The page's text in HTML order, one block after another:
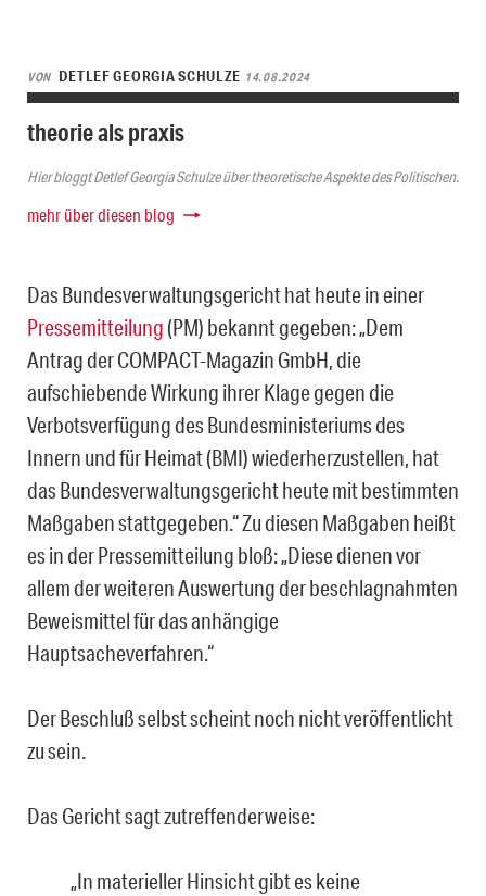
VON DETLEF GEORGIA SCHULZE 14.08.2024
theorie als praxis
Hier bloggt Detlef Georgia Schulze über theoretische Aspekte des Politischen.
mehr über diesen blog
Das Bundesverwaltungsgericht hat heute in einer
Pressemitteilung(PM) bekannt gegeben: „Dem
Antrag der COMPACT-Magazin GmbH, die
aufschiebende Wirkung ihrer Klage gegen die
Verbotsverfügung des Bundesministeriums des
Innern und für Heimat (BMI) wiederherzustellen, hat
das Bundesverwaltungsgericht heute mit bestimmten
Maßgaben stattgegeben.“ Zu diesen Maßgaben heißt
es in der Pressemitteilung bloß: „Diese dienen vor
allem der weiteren Auswertung der beschlagnahmten
Beweismittel für das anhängige
Hauptsacheverfahren.“
Der Beschluß selbst scheint noch nicht veröffentlicht
zu sein.
Das Gericht sagt zutreffenderweise:
„In materieller Hinsicht gibt es keine